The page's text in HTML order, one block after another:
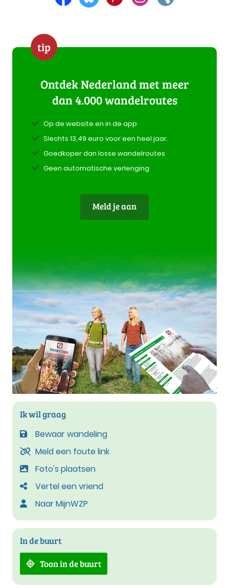
tip
Ontdek Nederland met meer
dan 4.000 wandelroutes
Op de website en in de app
Slechts 13,49 euro voor een heel jaar.
Goedkoper dan losse wandelroutes
Geen automatische verlenging
Meld je aan
Ik wil graag
Bewaar wandeling
Meld een foute link
Foto's plaatsen
Vertel een vriend
Naar MijnWZP
In de buurt
Toon in de buurt